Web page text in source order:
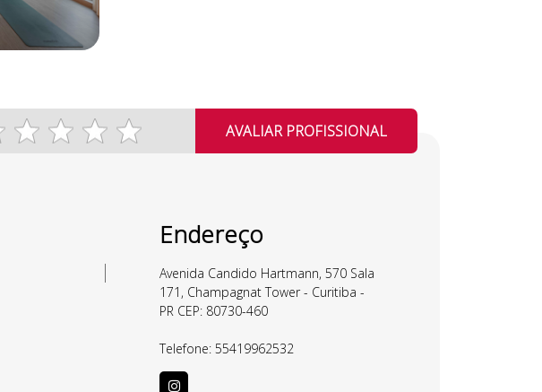
AVALIAR PROFISSIONAL
Endereço
Avenida Candido Hartmann, 570 Sala
171, Champagnat Tower - Curitiba -
PR CEP: 80730-460
Telefone:55419962532